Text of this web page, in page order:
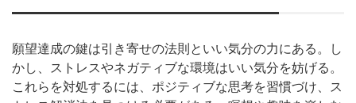
願望達成の鍵は引き寄せの法則といい気分の力にある。し
かし、ストレスやネガティブな環境はいい気分を妨げる。
これらを対処するには、ポジティブな思考を習慣づけ、ス